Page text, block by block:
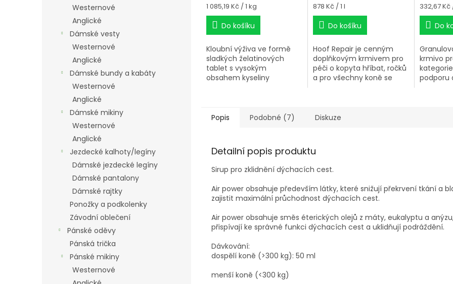
Westernové
Anglické
Dámské vesty
Westernové
Anglické
Dámské bundy a kabáty
Westernové
Anglické
Dámské mikiny
Westernové
Anglické
Jezdecké kalhoty/legíny
Dámské jezdecké legíny
Dámské pantalony
Dámské rajtky
Ponožky a podkolenky
Závodní oblečení
Pánské oděvy
Pánská trička
Pánské mikiny
Westernové
Měrná
cena:
1 085,19 Kč / 1 kg
Do košíku
Kloubní výživa ve formě
sladkých želatinových
tablet s vysokým
obsahem kyseliny
Měrná
cena:
878 Kč / 1 l
Do košíku
Hoof Repair je cenným
doplňkovým krmivem pro
péči o kopyta hříbat, ročků
a pro všechny koně se
pomalým růstem).
Měrná
cena:
332,67 Kč
Do
krmivo
podporu
Popis Podobné (7) Diskuze
Detailní popis produktu
Sirup pro zklidnění dýchacích cest.
Air power obsahuje především látky, které snižují překrvení tkání a
zajistit maximální průchodnost dýchacích cest.
Air power obsahuje směs éterických olejů z máty, eukalyptu a
přispívají ke správné funkci dýchacích cest a uklidňují podráždění.
Dávkování:
dospělí koně (>300 kg): 50 ml
menší koně (<300 kg)